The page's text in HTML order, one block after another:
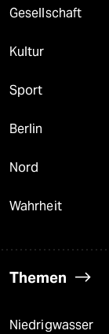
Gesellschaft
Kultur
Sport
Berlin
Nord
Wahrheit
Themen
Niedrigwasser